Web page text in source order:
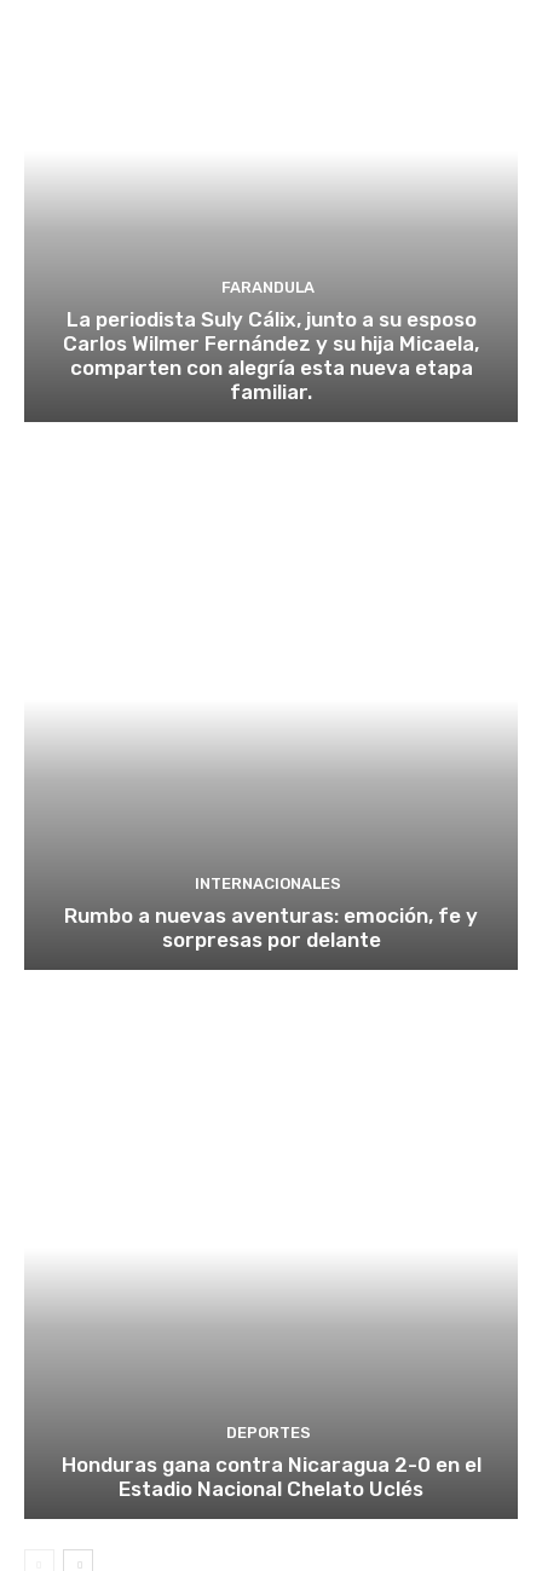
FARANDULA
La periodista Suly Cálix, junto a su esposo
Carlos Wilmer Fernández y su hija Micaela,
comparten con alegría esta nueva etapa
familiar.
INTERNACIONALES
Rumbo a nuevas aventuras: emoción, fe y
sorpresas por delante
DEPORTES
Honduras gana contra Nicaragua 2-0 en el
Estadio Nacional Chelato Uclés